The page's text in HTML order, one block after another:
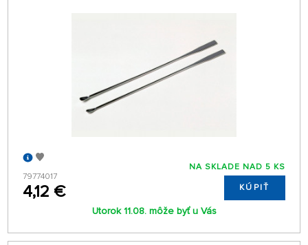
79774017
4,12 €
NA SKLADE NAD 5 KS
KÚPIŤ
Utorok 11.08. môže byť u Vás